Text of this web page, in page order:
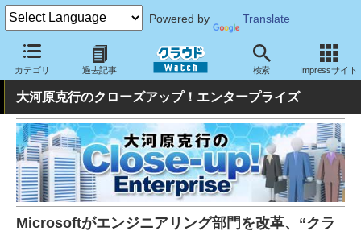
Powered by Translate
カテゴリ 過去記事 検索 Impressサイト
クラウド Watch トピック 事業戦略
大河原克行のクローズアップ！エンタープライズ
Microsoftがエンジニアリング部門を改革、“クラ